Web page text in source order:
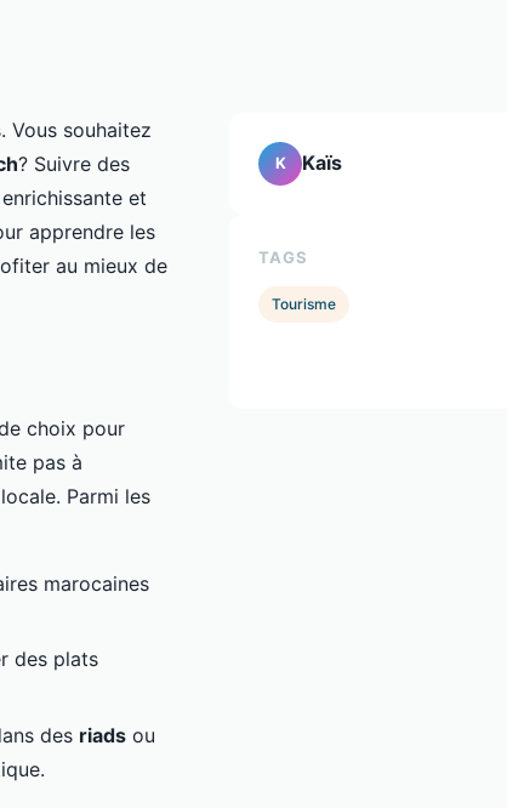
Vous souhaitez
? Suivre des
et
apprendre les
au mieux de
choix pour
pas à
Parmi les
marocaines
des plats
des riads ou
K Kaïs
TAGS
Tourisme